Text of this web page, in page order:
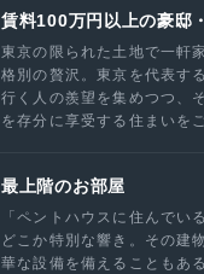
賃料100万円以上の豪邸
東京の限られた土地で一軒
格別の贅沢。東京を代表す
行く人の羨望を集めつつ、
を存分に享受する住まいを
最上階のお部屋
「ペントハウスに住んでい
どこか特別な響き。その建
華な設備を備えることもあ